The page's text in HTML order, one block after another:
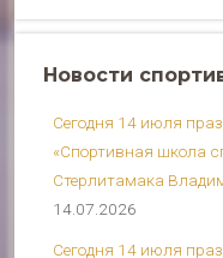
Новости
Сегодня 14 июля
«Спортивная школа
Стерлитамака
14.07.2026
Сегодня 14 июля